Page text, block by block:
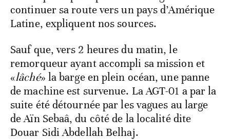
continuer sa route vers un pays d’Amérique
Latine, expliquent nos sources.
Sauf que, vers 2 heures du matin, le
remorqueur ayant accompli sa mission et
«lâché» la barge en plein océan, une panne
de machine est survenue. La AGT-01 a par la
suite été détournée par les vagues au large
de Aïn Sebaâ, du côté de la localité dite
Douar Sidi Abdellah Belhaj.